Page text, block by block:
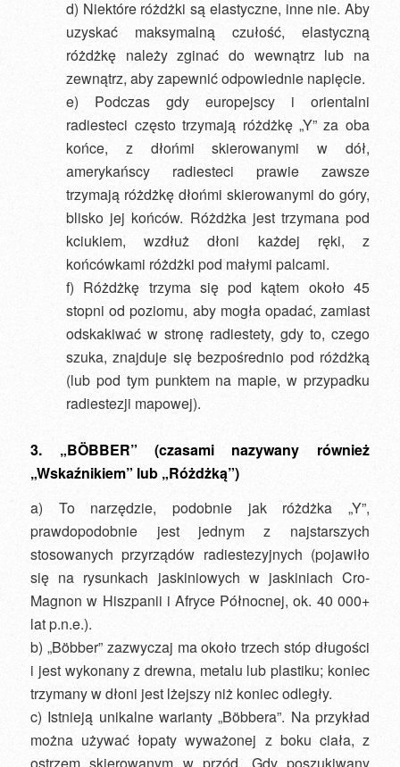
d) Niektóre różdżki są elastyczne, inne nie. Aby
uzyskać maksymalną czułość, elastyczną
różdżkę należy zginać do wewnątrz lub na
zewnątrz, aby zapewnić odpowiednie napięcie.
e) Podczas gdy europejscy i orientalni
radiesteci często trzymają różdżkę „Y” za oba
końce, z dłońmi skierowanymi w dół,
amerykańscy radiesteci prawie zawsze
trzymają różdżkę dłońmi skierowanymi do góry,
blisko jej końców. Różdżka jest trzymana pod
kciukiem, wzdłuż dłoni każdej ręki, z
końcówkami różdżki pod małymi palcami.
f) Różdżkę trzyma się pod kątem około 45
stopni od poziomu, aby mogła opadać, zamiast
odskakiwać w stronę radiestety, gdy to, czego
szuka, znajduje się bezpośrednio pod różdżką
(lub pod tym punktem na mapie, w przypadku
radiestezji mapowej).
3. „BÖBBER” (czasami nazywany również
„Wskaźnikiem” lub „Różdżką”)
a) To narzędzie, podobnie jak różdżka „Y”,
prawdopodobnie jest jednym z najstarszych
stosowanych przyrządów radiestezyjnych (pojawiło
się na rysunkach jaskiniowych w jaskiniach Cro-
Magnon w Hiszpanii i Afryce Północnej, ok. 40 000+
lat p.n.e.).
b) „Böbber” zazwyczaj ma około trzech stóp długości
i jest wykonany z drewna, metalu lub plastiku; koniec
trzymany w dłoni jest lżejszy niż koniec odległy.
c) Istnieją unikalne warianty „Böbbera”. Na przykład
można używać łopaty wyważonej z boku ciała, z